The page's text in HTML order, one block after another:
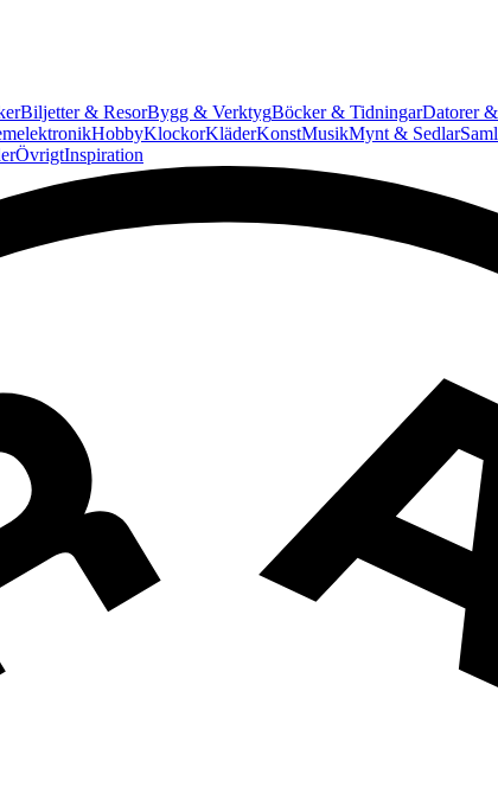
Biljetter & ResorBygg & VerktygBöcker & TidningarDatorer
HobbyKlockorKläderKonstMusikMynt & Sedlar
ÖvrigtInspiration